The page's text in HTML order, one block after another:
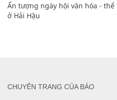
Ấn tượng ngày hội văn hóa -
ở Hải Hậu
CHUYÊN TRANG CỦA BÁO